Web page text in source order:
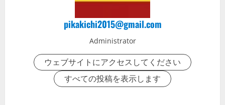
pikakichi2015@gmail.com
Administrator
ウェブサイトにアクセスしてください
すべての投稿を表示します